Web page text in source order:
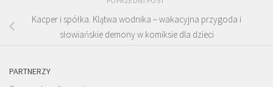
Kacper i spółka. Klątwa wodnika – wakacyjna przygoda i
słowiańskie demony w komiksie dla dzieci
PARTNERZY